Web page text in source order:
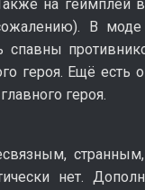
на геймплей
В моде
спавны
героя. Ещё
героя.
нет.